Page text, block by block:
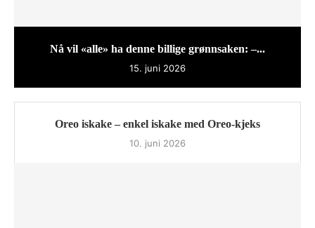
Nå vil «alle» ha denne billige grønnsaken: –...
15. juni 2026
Oreo iskake – enkel iskake med Oreo-kjeks
10. juni 2026